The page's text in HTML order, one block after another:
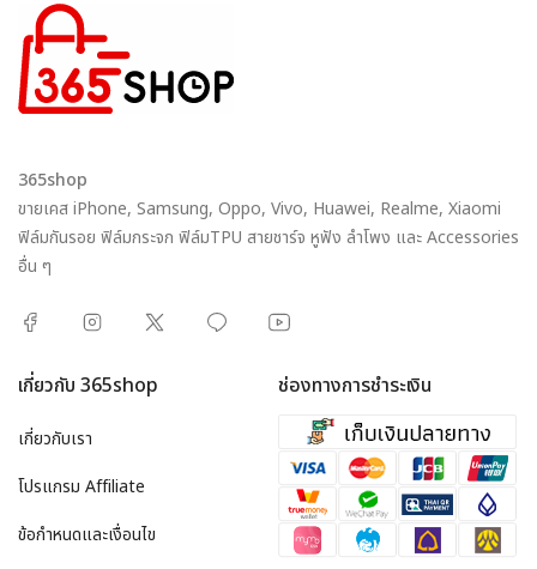
365shop
ขายเคส iPhone, Samsung, Oppo, Vivo, Huawei, Realme, Xiaomi
ฟิล์มกันรอย ฟิล์มกระจก ฟิล์มTPU สายชาร์จ หูฟัง ลำโพง และ Accessories
อื่น ๆ
เกี่ยวกับ 365shop
เกี่ยวกับเรา
โปรแกรม Affiliate
ข้อกำหนดและเงื่อนไข
ช่องทางการชำระเงิน